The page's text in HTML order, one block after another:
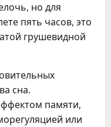
но для
пять часов, это
грушевидной
сна.
памяти,
или